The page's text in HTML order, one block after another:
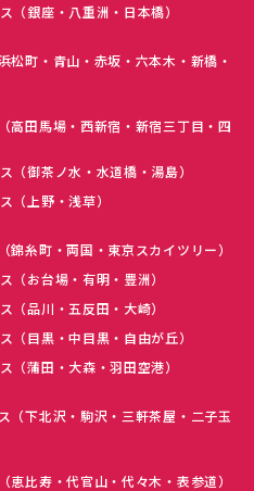
（銀座・八重洲・日本橋）
松町・青山・赤坂・六本木・新橋・
高田馬場・西新宿・新宿三丁目・四
（御茶ノ水・水道橋・湯島）
（上野・浅草）
糸町・両国・東京スカイツリー）
（お台場・有明・豊洲）
（品川・五反田・大崎）
（目黒・中目黒・自由が丘）
（蒲田・大森・羽田空港）
（下北沢・駒沢・三軒茶屋・二子玉
比寿・代官山・代々木・表参道）